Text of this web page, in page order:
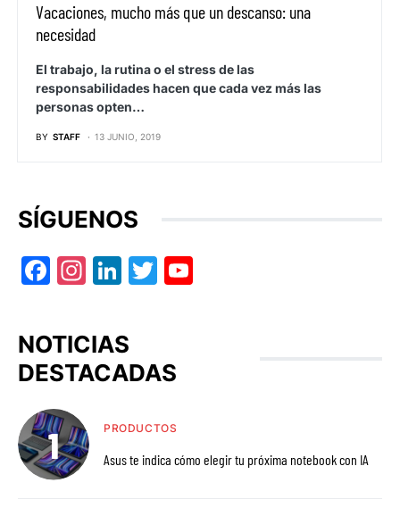
Vacaciones, mucho más que un descanso: una
necesidad
El trabajo, la rutina o el stress de las
responsabilidades hacen que cada vez más las
personas opten…
BY STAFF 13 JUNIO, 2019
SÍGUENOS
Facebook
Instagram
LinkedIn
Twitter
NOTICIAS
DESTACADAS
PRODUCTOS
Asus te indica cómo elegir tu próxima notebook con IA